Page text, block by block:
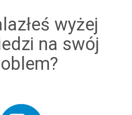
wyżej
na swój